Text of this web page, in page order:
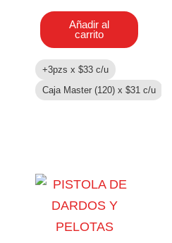
Añadir al
carrito
+3pzs x $33 c/u
Caja Master (120) x $31 c/u